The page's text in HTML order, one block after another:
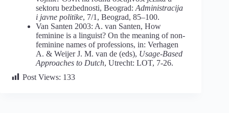
sektoru bezbednosti, Beograd: Administracija
i javne politike, 7/1, Beograd, 85–100.
Van Santen 2003: A. van Santen, How
feminine is a linguist? On the meaning of non-
feminine names of professions, in: Verhagen
A. & Weijer J. M. van de (eds), Usage-Based
Approaches to Dutch, Utrecht: LOT, 7-26.
Post Views: 133